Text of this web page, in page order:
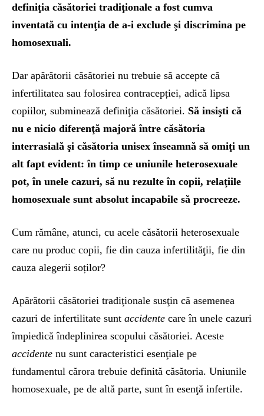
definiţia căsătoriei tradiţionale a fost cumva
inventată cu intenţia de a-i exclude şi discrimina pe
homosexuali.
Dar apărătorii căsătoriei nu trebuie să accepte că
infertilitatea sau folosirea contracepției, adică lipsa
copiilor, subminează definiţia căsătoriei. Să insişti că
nu e nicio diferenţă majoră între căsătoria
interrasială şi căsătoria unisex înseamnă să omiţi un
alt fapt evident: în timp ce uniunile heterosexuale
pot, în unele cazuri, să nu rezulte în copii, relaţiile
homosexuale sunt absolut incapabile să procreeze.
Cum rămâne, atunci, cu acele căsătorii heterosexuale
care nu produc copii, fie din cauza infertilităţii, fie din
cauza alegerii soților?
Apărătorii căsătoriei tradiţionale susţin că asemenea
cazuri de infertilitate sunt accidente care în unele cazuri
împiedică îndeplinirea scopului căsătoriei. Aceste
accidente nu sunt caracteristici esenţiale pe
fundamentul cărora trebuie definită căsătoria. Uniunile
homosexuale, pe de altă parte, sunt în esenţă infertile.